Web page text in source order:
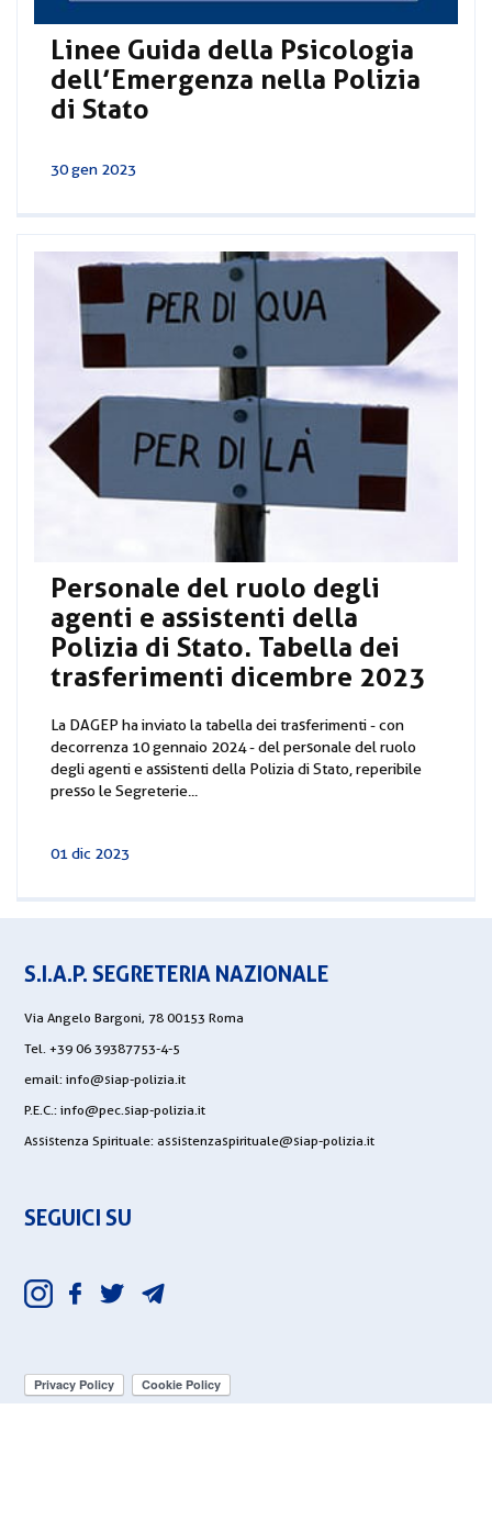
Linee Guida della Psicologia
dell’Emergenza nella Polizia
di Stato
30 gen 2023
Personale del ruolo degli
agenti e assistenti della
Polizia di Stato. Tabella dei
trasferimenti dicembre 2023
La DAGEP ha inviato la tabella dei trasferimenti - con
decorrenza 10 gennaio 2024 - del personale del ruolo
degli agenti e assistenti della Polizia di Stato, reperibile
presso le Segreterie...
01 dic 2023
S.I.A.P. SEGRETERIA NAZIONALE
Via Angelo Bargoni, 78 00153 Roma
Tel. +39 06 39387753-4-5
email: info@siap-polizia.it
P.E.C.: info@pec.siap-polizia.it
Assistenza Spirituale: assistenzaspirituale@siap-polizia.it
SEGUICI SU